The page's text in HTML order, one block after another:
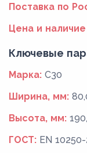
Поставка по
Цена и
Ключевые
Марка: C30
Ширина, мм:
Высота, мм:
ГОСТ: EN 10250-